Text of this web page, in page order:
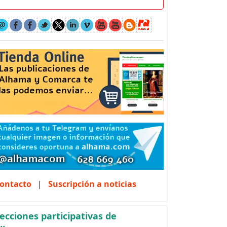
| Suscripción a noticias
participativas de